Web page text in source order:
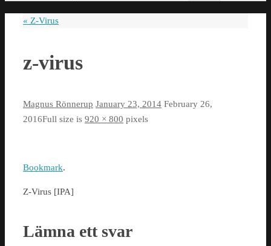
« Z-Virus
z-virus
Magnus Rönnerup January 23, 2014 February 26,
2016Full size is 920 × 800 pixels
Bookmark.
Z-Virus [IPA]
Lämna ett svar